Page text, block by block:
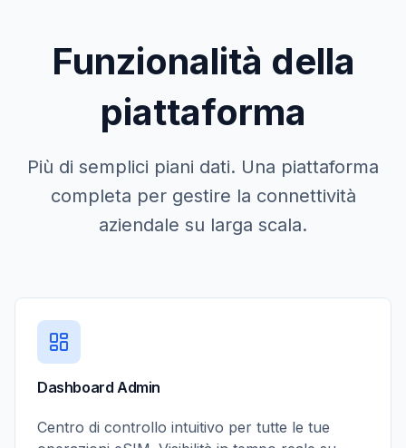
Funzionalità della
piattaforma
Più di semplici piani dati. Una piattaforma
completa per gestire la connettività
aziendale su larga scala.
Dashboard Admin
Centro di controllo intuitivo per tutte le tue